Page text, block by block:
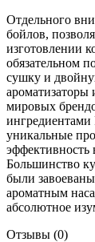
Отдельного
бойлов,
изготовлении
обязательном
сушку и
ароматизаторы
мировых
ингредиентами
уникальные
эффективность
Большинство
были
ароматным
абсолютное
Отзывы (0)